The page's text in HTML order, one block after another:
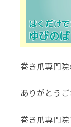
巻き爪専門
ありがとうご
巻き爪専門